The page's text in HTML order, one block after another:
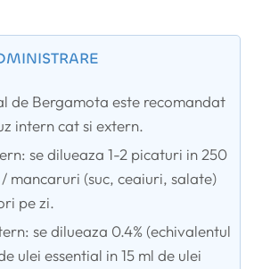
de Bergamota este recomandat
intern cat si extern.
se dilueaza 1-2 picaturi in 250
mancaruri (suc, ceaiuri, salate)
pe zi.
se dilueaza 0.4% (echivalentul
ulei essential in 15 ml de ulei